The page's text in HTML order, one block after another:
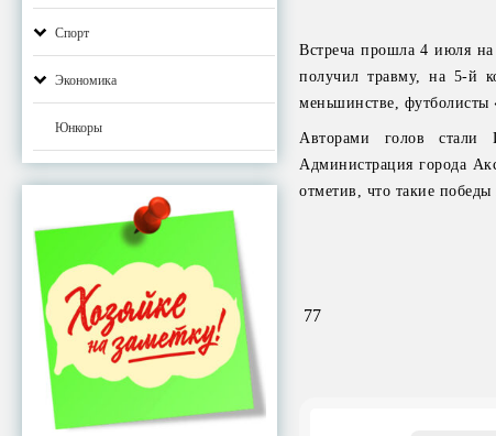
Спорт
Экономика
Юнкоры
Встреча прошла 4 июля
получил травму, на 5-й
меньшинстве, футболисты
Авторами голов
Администрация города
отметив, что такие
77